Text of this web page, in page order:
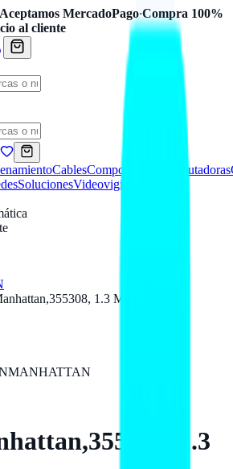
Aceptamos MercadoPago·Compra 100%
al cliente
CablesComponentes Computadoras
SolucionesVideovigilancia
1.3 M-M 1.5M
MANHATTAN
1.3